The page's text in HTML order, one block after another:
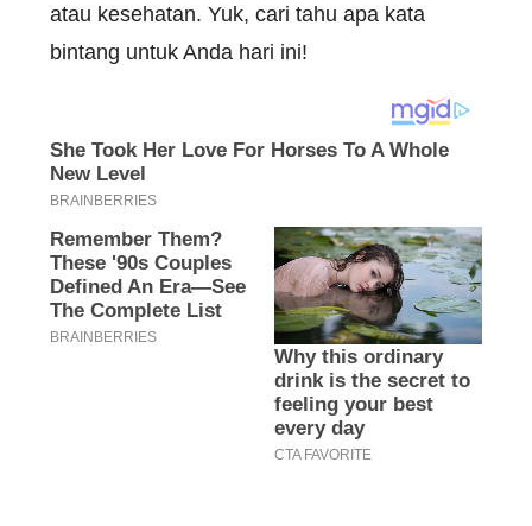
atau kesehatan. Yuk, cari tahu apa kata
bintang untuk Anda hari ini!